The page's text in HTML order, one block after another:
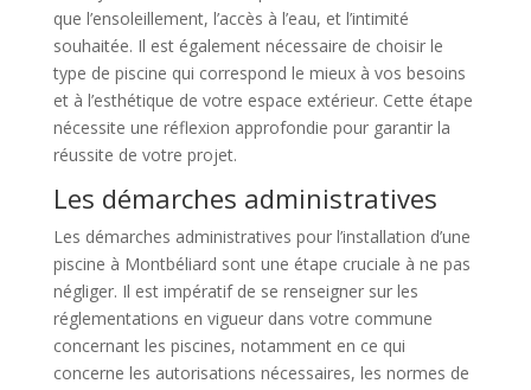
que l’ensoleillement, l’accès à l’eau, et l’intimité
souhaitée. Il est également nécessaire de choisir le
type de piscine qui correspond le mieux à vos besoins
et à l’esthétique de votre espace extérieur. Cette étape
nécessite une réflexion approfondie pour garantir la
réussite de votre projet.
Les démarches administratives
Les démarches administratives pour l’installation d’une
piscine à Montbéliard sont une étape cruciale à ne pas
négliger. Il est impératif de se renseigner sur les
réglementations en vigueur dans votre commune
concernant les piscines, notamment en ce qui
concerne les autorisations nécessaires, les normes de